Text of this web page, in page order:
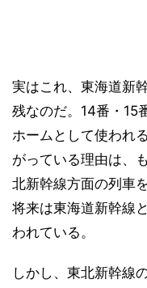
実はこれ、東海道新
残なのだ。14番・15
ホームとして使われ
がっている理由は、
北新幹線方面の列車
将来は東海道新幹線
われている。
しかし、東北新幹線